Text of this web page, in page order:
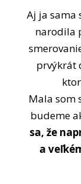
Aj ja sama
narodila
prvýkrát
Mala som
budeme
sa, že
a